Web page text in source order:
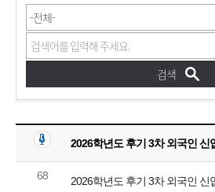
2026학년도 후기 3차 외국인 신
68 2026학년도 후기 3차 외국인 신